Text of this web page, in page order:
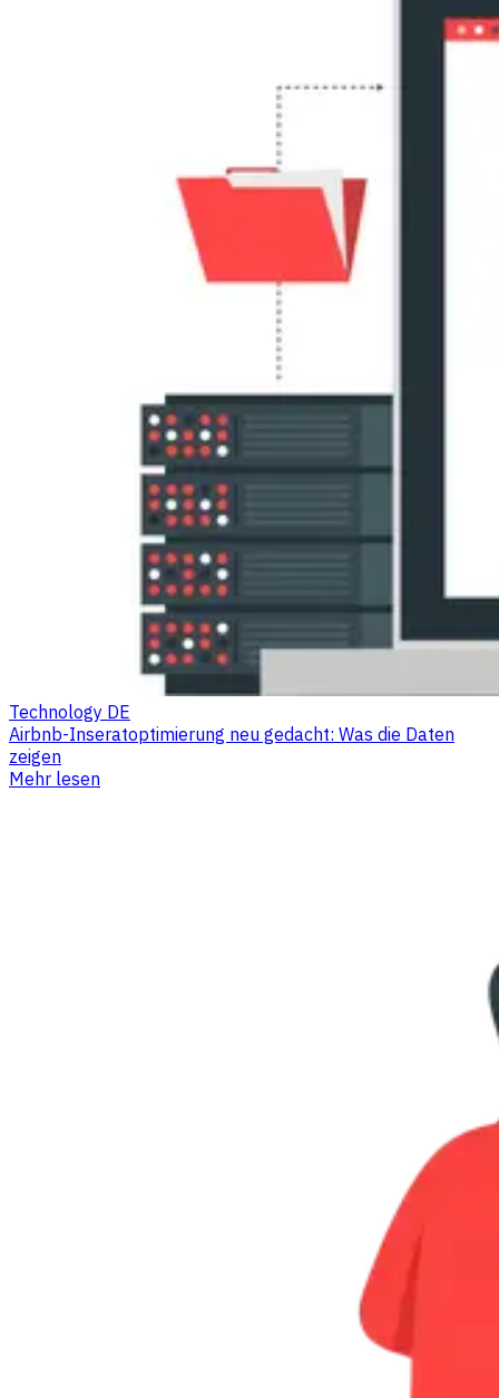
Technology DE
Airbnb-Inseratoptimierung neu gedacht: Was die Daten
zeigen
Mehr lesen